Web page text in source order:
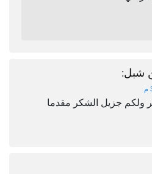
شبل:
ولكم جزيل الشكر مقدما